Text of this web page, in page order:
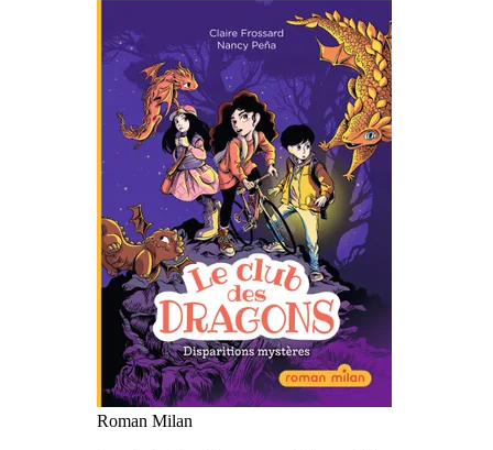
Roman Milan